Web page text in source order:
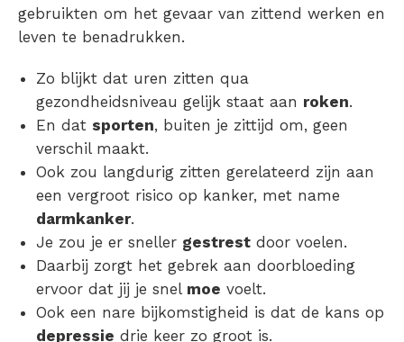
gebruikten om het gevaar van zittend werken en
leven te benadrukken.
Zo blijkt dat uren zitten qua
gezondheidsniveau gelijk staat aan roken.
En dat sporten, buiten je zittijd om, geen
verschil maakt.
Ook zou langdurig zitten gerelateerd zijn aan
een vergroot risico op kanker, met name
darmkanker.
Je zou je er sneller gestrest door voelen.
Daarbij zorgt het gebrek aan doorbloeding
ervoor dat jij je snel moe voelt.
Ook een nare bijkomstigheid is dat de kans op
depressie drie keer zo groot is.